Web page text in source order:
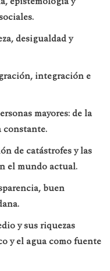
desigualdad y
integración e
mayores: de la
de catástrofes y las
el mundo actual.
buen
y sus riquezas
y el agua como fuente